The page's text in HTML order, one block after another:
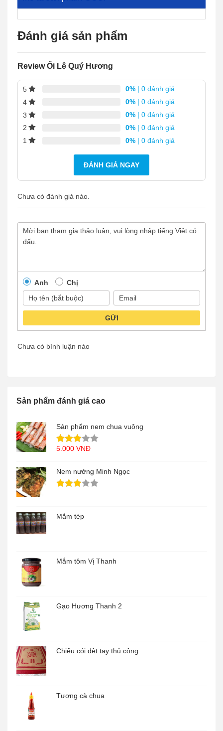
Đánh giá sản phẩm
Review Ổi Lê Quý Hương
5 0% | 0 đánh giá
4
0% | 0 đánh giá
3
0% | 0 đánh giá
2
0% | 0 đánh giá
1
0% | 0 đánh giá
ĐÁNH GIÁ NGAY
Chưa có đánh giá nào.
Anh Chị
GỬI
Chưa có bình luận nào
Sản phẩm đánh giá cao
Sản phẩm nem chua vuông
5.000 VNĐ
Nem nướng Minh Ngọc
Mắm tép
Mắm tôm Vị Thanh
Gạo Hương Thanh 2
Chiếu cói dệt tay thủ công
Tương cà chua